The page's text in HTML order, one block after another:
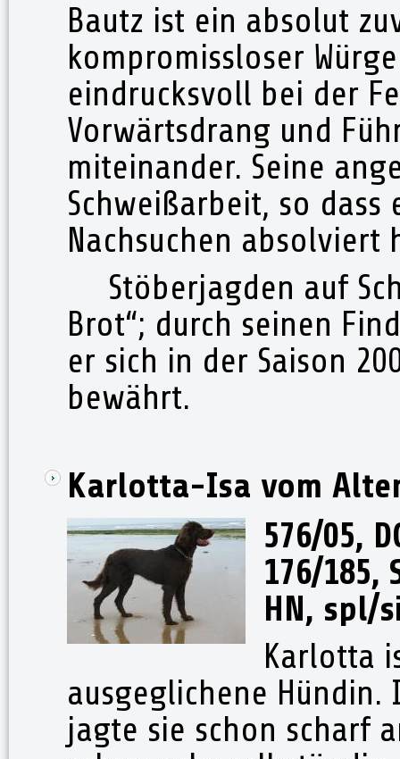
Bautz ist ein absolut
kompromissloser
eindrucksvoll bei der
Vorwärtsdrang und
miteinander. Seine
Schweißarbeit, so
Nachsuchen absolviert
Stöberjagden auf
Brot“; durch seinen
er sich in der Saison
bewährt.
Karlotta-Isa vom
576/05,
176/185,
HN,
Karlotta
ausgeglichene Hündin.
jagte sie schon scharf